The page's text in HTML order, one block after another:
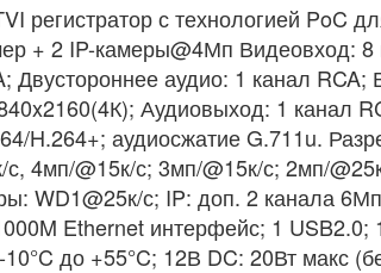
регистратор с технологией PoC
+ 2 IP-камеры@4Мп Видеовход: 8
Двустороннее аудио: 1 канал
Аудиовыход: 1 канал
H.264+; аудиосжатие G.711u.
4мп/@15к/с; 3мп/@15к/с; 2мп/
WD1@25к/с; IP: доп. 2 канала
Ethernet интерфейс; 1 USB2.0;
до +55°C; 12В DC: 20Вт макс